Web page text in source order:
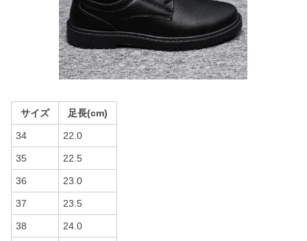
サイズ 足長(cm)
34 22.0
35 22.5
36 23.0
37 23.5
38 24.0